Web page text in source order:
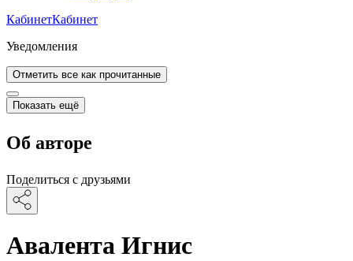
КабинетКабинет
Уведомления
Отметить все как прочитанные
Показать ещё
Об авторе
Поделиться с друзьями
Авалента Игнис